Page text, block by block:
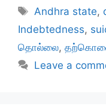
Tags
Andhra state,
Indebtedness,
தொல்லை,
Leave a